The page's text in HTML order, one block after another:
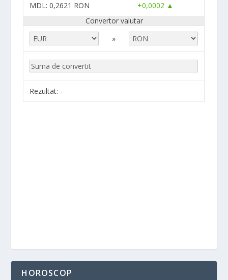
MDL: 0,2621 RON
+0,0002 ▲
Convertor valutar
»
Rezultat: -
HOROSCOP